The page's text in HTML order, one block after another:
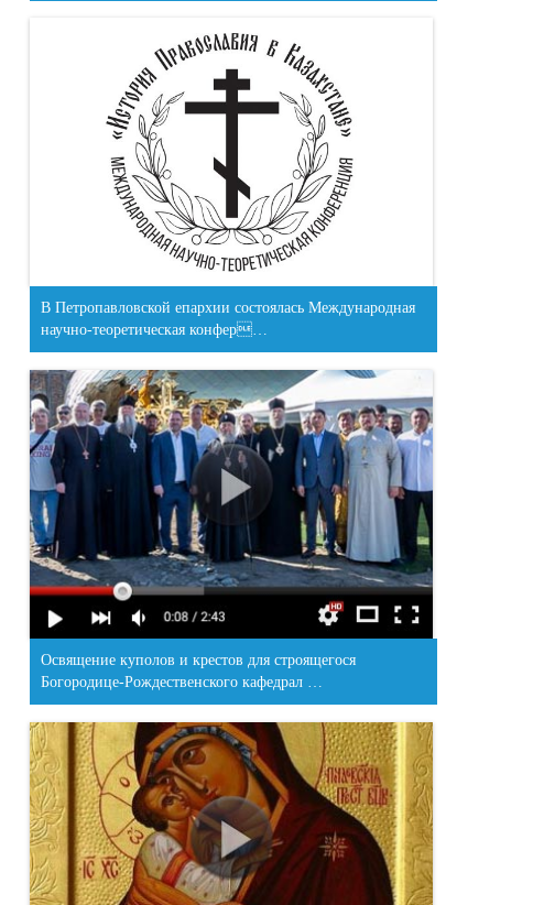
В Петропавловской епархии состоялась Международная
научно-теоретическая конфер…
Освящение куполов и крестов для строящегося
Богородице-Рождественского кафедрал …